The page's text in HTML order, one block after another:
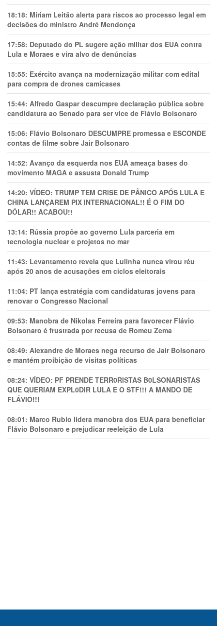
18:18: Míriam Leitão alerta para riscos ao processo legal em
decisões do ministro André Mendonça
17:58: Deputado do PL sugere ação militar dos EUA contra
Lula e Moraes e vira alvo de denúncias
15:55: Exército avança na modernização militar com edital
para compra de drones camicases
15:44: Alfredo Gaspar descumpre declaração pública sobre
candidatura ao Senado para ser vice de Flávio Bolsonaro
15:06: Flávio Bolsonaro DESCUMPRE promessa e ESCONDE
contas de filme sobre Jair Bolsonaro
14:52: Avanço da esquerda nos EUA ameaça bases do
movimento MAGA e assusta Donald Trump
14:20: VÍDEO: TRUMP TEM CRlSE DE PÂNlCO APÓS LULA E
CHINA LANÇAREM PIX INTERNACIONAL!! É O FIM DO
DÓLAR!! ACABOU!!
13:14: Rússia propõe ao governo Lula parceria em
tecnologia nuclear e projetos no mar
11:43: Levantamento revela que Lulinha nunca virou réu
após 20 anos de acusações em ciclos eleitorais
11:04: PT lança estratégia com candidaturas jovens para
renovar o Congresso Nacional
09:53: Manobra de Nikolas Ferreira para favorecer Flávio
Bolsonaro é frustrada por recusa de Romeu Zema
08:49: Alexandre de Moraes nega recurso de Jair Bolsonaro
e mantém proibição de visitas políticas
08:24: VÍDEO: PF PRENDE TERR0RlSTAS B0LSONARlSTAS
QUE QUERIAM EXPL0DlR LULA E O STF!!! A MANDO DE
FLÁVIO!!!
08:01: Marco Rubio lidera manobra dos EUA para beneficiar
Flávio Bolsonaro e prejudicar reeleição de Lula